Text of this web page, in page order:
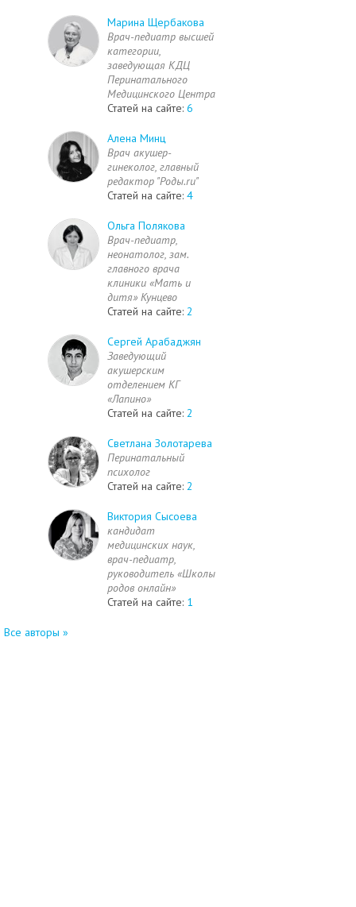
Марина Щербакова
Врач-педиатр высшей
категории,
заведующая КДЦ
Перинатального
Медицинского Центра
Статей на сайте: 6
Алена Минц
Врач акушер-
гинеколог, главный
редактор "Роды.ru"
Статей на сайте: 4
Ольга Полякова
Врач-педиатр,
неонатолог, зам.
главного врача
клиники «Мать и
дитя» Кунцево
Статей на сайте: 2
Сергей Арабаджян
Заведующий
акушерским
отделением КГ
«Лапино»
Статей на сайте: 2
Светлана Золотарева
Перинатальный
психолог
Статей на сайте: 2
Виктория Сысоева
кандидат
медицинских наук,
врач-педиатр,
руководитель «Школы
родов онлайн»
Статей на сайте: 1
Все авторы »